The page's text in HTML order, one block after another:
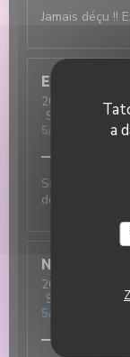
a
Jamais déçu !!
Elisa
2026-07-31-
Služba
/5
5/5
Super
délicieux !!!
Nicolas
2026-07-31
Služba
5/5